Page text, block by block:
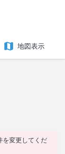
地図表示
を変更してくだ